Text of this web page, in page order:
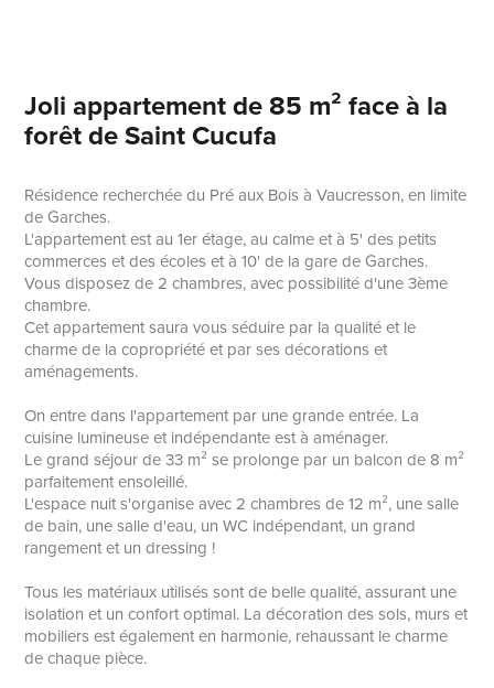
Joli appartement de 85 m² face à la
forêt de Saint Cucufa
Résidence recherchée du Pré aux Bois à Vaucresson, en limite
de Garches.
L'appartement est au 1er étage, au calme et à 5' des petits
commerces et des écoles et à 10' de la gare de Garches.
Vous disposez de 2 chambres, avec possibilité d'une 3ème
chambre.
Cet appartement saura vous séduire par la qualité et le
charme de la copropriété et par ses décorations et
aménagements.
On entre dans l'appartement par une grande entrée. La
cuisine lumineuse et indépendante est à aménager.
Le grand séjour de 33 m² se prolonge par un balcon de 8 m²
parfaitement ensoleillé.
L'espace nuit s'organise avec 2 chambres de 12 m², une salle
de bain, une salle d'eau, un WC indépendant, un grand
rangement et un dressing !
Tous les matériaux utilisés sont de belle qualité, assurant une
isolation et un confort optimal. La décoration des sols, murs et
mobiliers est également en harmonie, rehaussant le charme
de chaque pièce.